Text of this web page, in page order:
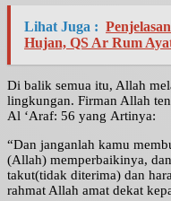
Lihat Juga :
Hujan, QS Ar Rum
Di balik semua itu, Allah
lingkungan. Firman Allah
Al ‘Araf: 56 yang Artinya:
“Dan janganlah kamu
(Allah) memperbaikinya,
takut(tidak diterima) dan
rahmat Allah amat dekat